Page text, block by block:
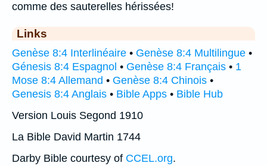
comme des sauterelles hérissées!
Links
Genèse 8:4 Interlinéaire • Genèse 8:4 Multilingue •
Génesis 8:4 Espagnol • Genèse 8:4 Français • 1
Mose 8:4 Allemand • Genèse 8:4 Chinois •
Genesis 8:4 Anglais • Bible Apps • Bible Hub
Version Louis Segond 1910
La Bible David Martin 1744
Darby Bible courtesy of CCEL.org.